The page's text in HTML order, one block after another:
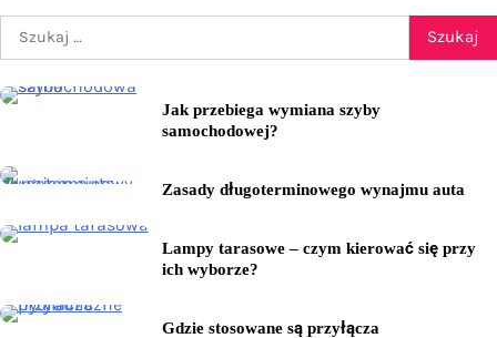
Szukaj:
Jak przebiega wymiana szyby
samochodowej?
Zasady długoterminowego wynajmu auta
Lampy tarasowe – czym kierować się przy
ich wyborze?
Gdzie stosowane są przyłącza